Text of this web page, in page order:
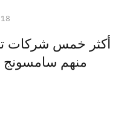
أكثر خمس شركات
منهم سامسونج